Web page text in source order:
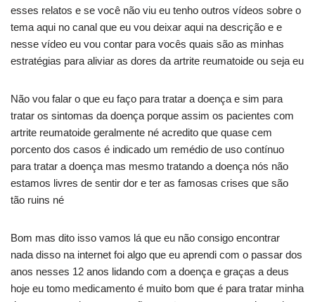
esses relatos e se você não viu eu tenho outros vídeos sobre o
tema aqui no canal que eu vou deixar aqui na descrição e e
nesse vídeo eu vou contar para vocês quais são as minhas
estratégias para aliviar as dores da artrite reumatoide ou seja eu
Não vou falar o que eu faço para tratar a doença e sim para
tratar os sintomas da doença porque assim os pacientes com
artrite reumatoide geralmente né acredito que quase cem
porcento dos casos é indicado um remédio de uso contínuo
para tratar a doença mas mesmo tratando a doença nós não
estamos livres de sentir dor e ter as famosas crises que são
tão ruins né
Bom mas dito isso vamos lá que eu não consigo encontrar
nada disso na internet foi algo que eu aprendi com o passar dos
anos nesses 12 anos lidando com a doença e graças a deus
hoje eu tomo medicamento é muito bom que é para tratar minha